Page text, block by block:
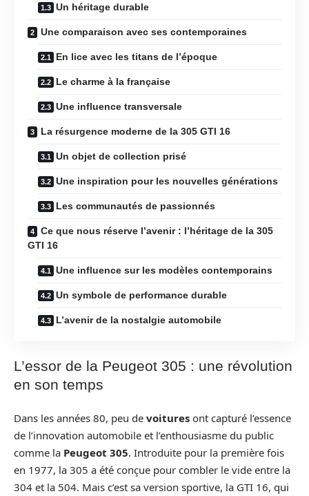
Un héritage durable
Une comparaison avec ses contemporaines
En lice avec les titans de l’époque
Le charme à la française
Une influence transversale
La résurgence moderne de la 305 GTI 16
Un objet de collection prisé
Une inspiration pour les nouvelles générations
Les communautés de passionnés
Ce que nous réserve l’avenir : l’héritage de la 305
GTI 16
Une influence sur les modèles contemporains
Un symbole de performance durable
L’avenir de la nostalgie automobile
L’essor de la Peugeot 305 : une révolution
en son temps
Dans les années 80, peu de voitures ont capturé l’essence
de l’innovation automobile et l’enthousiasme du public
comme la Peugeot 305. Introduite pour la première fois
en 1977, la 305 a été conçue pour combler le vide entre la
304 et la 504. Mais c’est sa version sportive, la GTI 16, qui